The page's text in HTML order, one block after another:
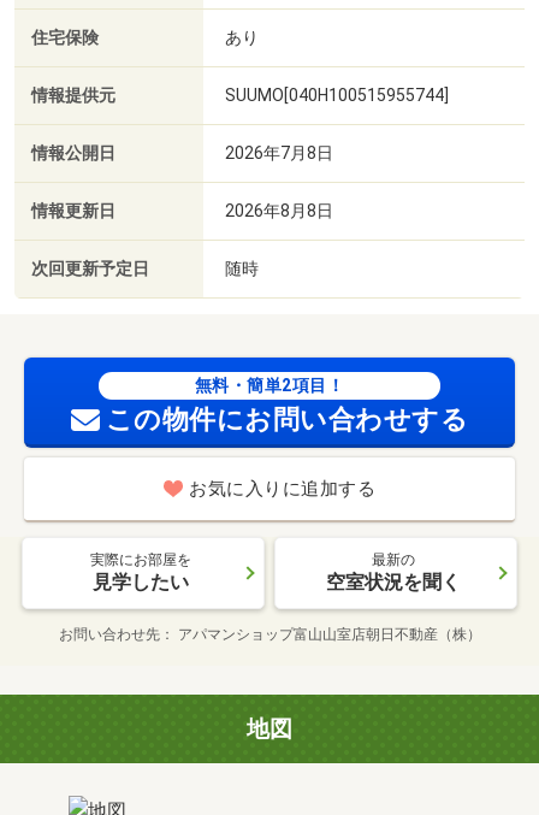
住宅保険 あり
情報提供元 SUUMO[040H100515955744]
情報公開日 2026年7月8日
情報更新日 2026年8月8日
次回更新予定日 随時
無料・簡単2項目！
この物件にお問い合わせする
お気に入りに追加する
実際にお部屋を
見学したい
最新の
空室状況を聞く
お問い合わせ先 アパマンショップ富山山室店朝日不動産（株）
地図